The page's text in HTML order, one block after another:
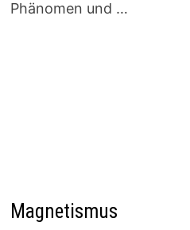
Phänomen und …
Magnetismus